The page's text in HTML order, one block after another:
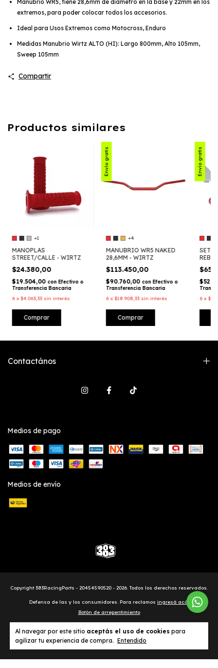
Al navegar por este sitio aceptás el uso de cookies para
agilizar tu experiencia de compra. Entendido
Manubrio WR5, tiene 28,6mm de diametro en la base y 22mm en los
extremos, para poder colocar todos los accesorios.
Ideal para Usos Extremos como Motocross, Enduro
Medidas Manubrio Wirtz ALTO (HI): Largo 800mm, Alto 105mm,
Sweep 105mm
Compartir
Productos similares
+1
MANOPLAS
STREET/CALLE - WIRTZ
$24.380,00
$19.504,00 con Efectivo o
Transferencia Bancaria
6 x$4.063,33 sin interés
Comprar
Envío gratis
+4
MANUBRIO WR5 NAKED
28,6MM - WIRTZ
$113.450,00
$90.760,00 con Efectivo o
Transferencia Bancaria
6 x$18.908,33 sin interés
Comprar
Envío gratis
SET
6 x
Contactános
Medios de pago
Medios de envío
Copyright 383RacingParts - 20454590520 - 2026. Todos los derechos reservados.
Defensa de las y los consumidores. Para reclamos ingresá acá.
Botón de arrepentimiento